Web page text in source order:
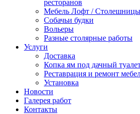
ресторанов
Мебель Лофт /
Собачьи будки
Вольеры
Разные столярные работы
Услуги
Доставка
Копка ям под дачный
Реставрация и ремонт
Установка
Новости
Галерея работ
Контакты